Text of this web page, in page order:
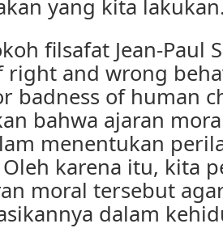
yang kita
filsafat Jean-Paul
right and wrong
badness of human
bahwa ajaran
menentukan
Oleh karena itu, kita
moral tersebut
dalam